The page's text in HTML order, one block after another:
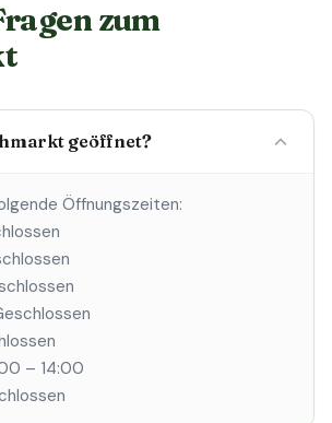
zum
geöffnet?
Öffnungszeiten:
– 14:00